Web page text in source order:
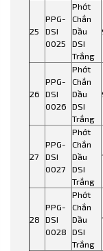
25
PPG-
DSI
0025
Phớt
Chắn
Dầu
DSI
Trắng
26
PPG-
DSI
0026
Phớt
Chắn
Dầu
DSI
Trắng
27
PPG-
DSI
0027
Phớt
Chắn
Dầu
DSI
Trắng
28
PPG-
DSI
0028
Phớt
Chắn
Dầu
DSI
Trắng